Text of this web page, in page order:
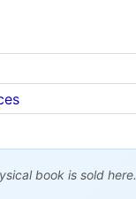
book is sold here.